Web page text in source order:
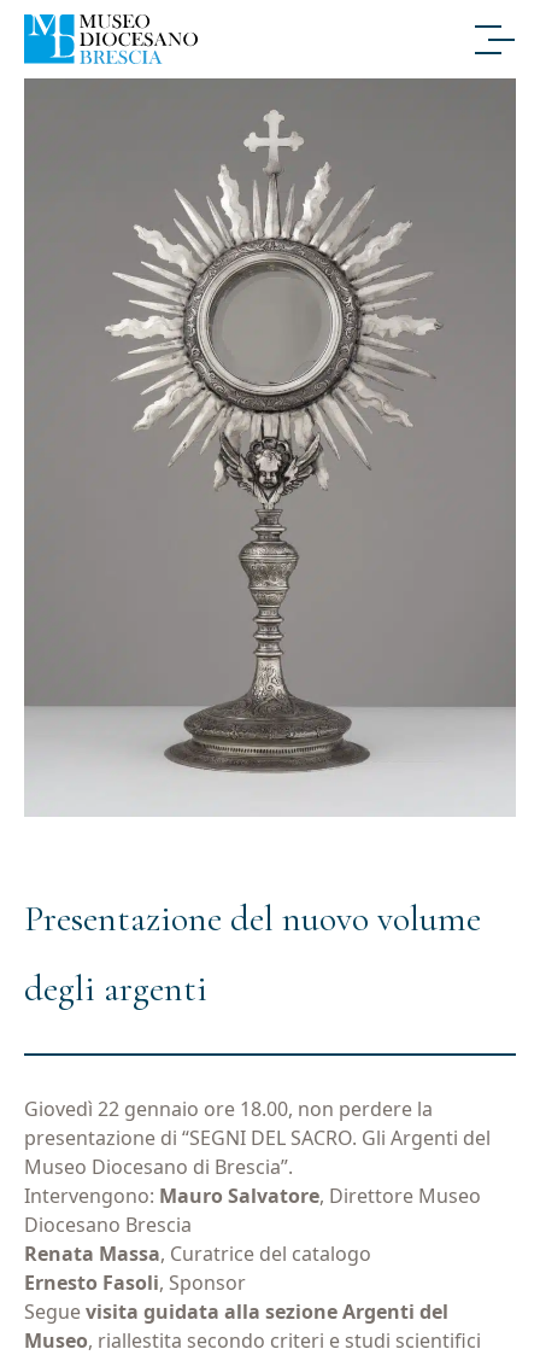
Presentazione del nuovo volume
degli argenti
Giovedì 22 gennaio ore 18.00, non perdere la
presentazione di “SEGNI DEL SACRO. Gli Argenti del
Museo Diocesano di Brescia”.
Intervengono: Mauro Salvatore, Direttore Museo
Diocesano Brescia
Renata Massa, Curatrice del catalogo
Ernesto Fasoli, Sponsor
Seguevisita guidata alla sezione Argenti del
Museo, riallestita secondo criteri e studi scientifici